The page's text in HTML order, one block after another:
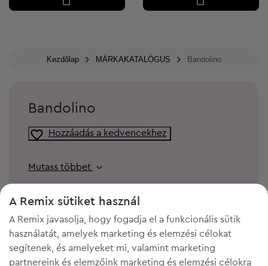
Kezdőlap MÁRKAKATALÓGUS Bandolino
Bandolino
Hozzáadás a kedvencekhez
Mutass többet
A Remix sütiket használ
A Remix javasolja, hogy fogadja el a funkcionális sütik
használatát, amelyek marketing és elemzési célokat
segítenek, és amelyeket mi, valamint marketing
partnereink és elemzőink marketing és elemzési célokra